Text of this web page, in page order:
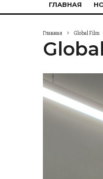
ГЛАВНАЯ
Главная Global Film